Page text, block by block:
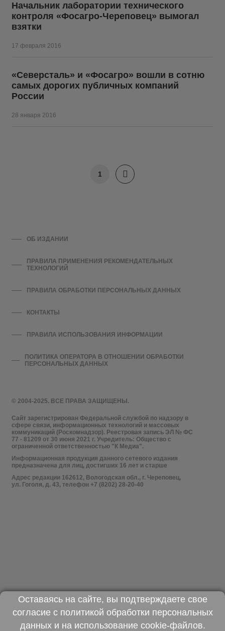
Начальник лаборатории технического
контроля «Фосагро-Череповец» вымогал
взятки
17 февраля 2016
«Северсталь» и «Фосагро» вошли в сотню
самых дорогих публичных компаний
России
28 января 2016
1
© 2004-2025. ВСЕ ПРАВА ЗАЩИЩЕНЫ.
Сайт зарегистрирован Федеральной службой по надзору в
сфере связи, информационных технологий и массовых
коммуникаций (Роскомнадзор). Реестровая запись ЭЛ № ФС
77 - 81209 от 30 июня 2021 г. Учредитель: Общество с
ограниченной ответственностью "К Медиа".
Информационная продукция данного сетевого издания
предназначена для лиц, достигших 16 лет и старше
Адрес редакции 162612, Вологодская обл., г. Череповец,
ул. Гоголя, д. 43, телефон +7 (8202) 28-20-40
ОБ ИЗДАНИИ
ПРАВИЛА ПРИМЕНЕНИЯ РЕКОМЕНДАТЕЛЬНЫХ
ТЕХНОЛОГИЙ
ПРАВИЛА ОБРАБОТКИ ПЕРСОНАЛЬНЫХ ДАННЫХ
КОНТАКТЫ
ПРАВИЛА ИСПОЛЬЗОВАНИЯ ИНФОРМАЦИИ
ПОЛИТИКА ОПЕРАТОРА В ОТНОШЕНИИ ОБРАБОТКИ
ПЕРСОНАЛЬНЫХ ДАННЫХ
Оставаясь на сайте, вы подтверждаете свое
согласие с политикой обработки персональных
данныхи на использование cookie-файлов.